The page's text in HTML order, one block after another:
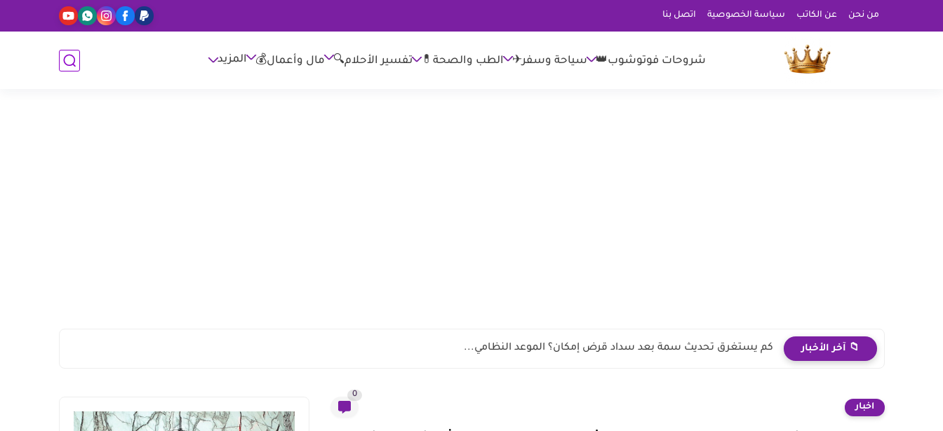
من نحن عن الكاتب سياسة الخصوصية اتصل بنا
شروحات فوتوشوب👑 سياحة وسفر✈ الطب والصحة💊 تفسير الأحلام🔍 مال وأعمال💰 المزيد
📁 آخر الأخبار كم يستغرق تحديث سمة بعد سداد قرض إمكان؟ الموعد النظامي...
اخبار
0